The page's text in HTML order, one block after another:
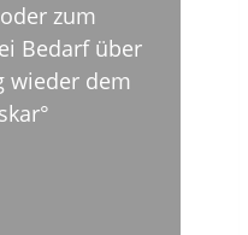
zum
Bedarf über
wieder dem